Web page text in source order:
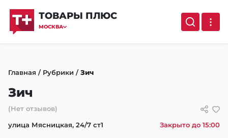
ТОВАРЫ ПЛЮС
МОСКВА
Главная / Рубрики /Зич
Зич
(Нет отзывов)
улица Мясницкая, 24/7 ст1
Закрыто до 15:00